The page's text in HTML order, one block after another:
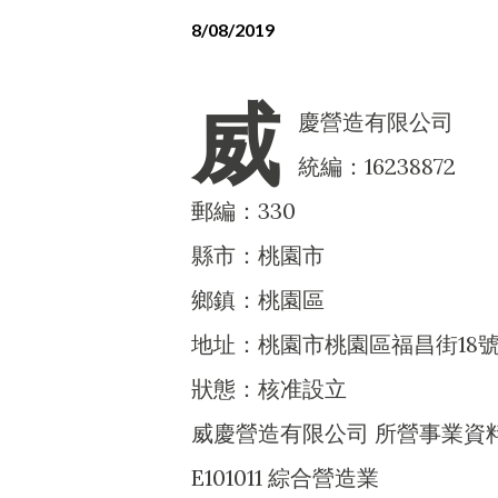
8/08/2019
威
慶營造有限公司
統編：16238872
郵編：330
縣市：桃園市
鄉鎮：桃園區
地址：桃園市桃園區福昌街18
狀態：核准設立
威慶營造有限公司 所營事業資
E101011 綜合營造業